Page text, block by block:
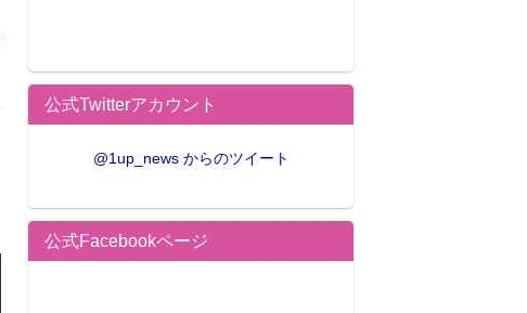
公式Twitterアカウント
@1up_news からのツイート
公式Facebookページ